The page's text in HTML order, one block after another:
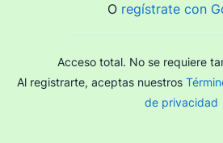
O regístrate con
Acceso total. No se requiere
Al registrarte, aceptas nuestros
de privacidad